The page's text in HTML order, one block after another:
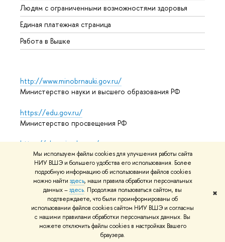
Мы используем файлы cookies для улучшения работы сайта
НИУ ВШЭ и большего удобства его использования. Более
подробную информацию об использовании файлов cookies
можно найти здесь, наши правила обработки персональных
данных –здесь. Продолжая пользоваться сайтом, вы
подтверждаете, что были проинформированы об
использовании файлов cookies сайтом НИУ ВШЭ и согласны
с нашими правилами обработки персональных данных. Вы
можете отключить файлы cookies в настройках Вашего
браузера.
✖
Людям с ограниченными возможностями здоровья
Единая платежная страница
Работа в Вышке
http://www.minobrnauki.gov.ru/
Министерство науки и высшего образования РФ
https://edu.gov.ru/
Министерство просвещения РФ
https://elearning.hse.ru/mooc
Массовые открытые онлайн-курсы
© НИУ ВШЭ 1993–2026 Адреса и контактыУсловия
использования материаловПолитика конфиденциальности
Карта сайта
Редактору